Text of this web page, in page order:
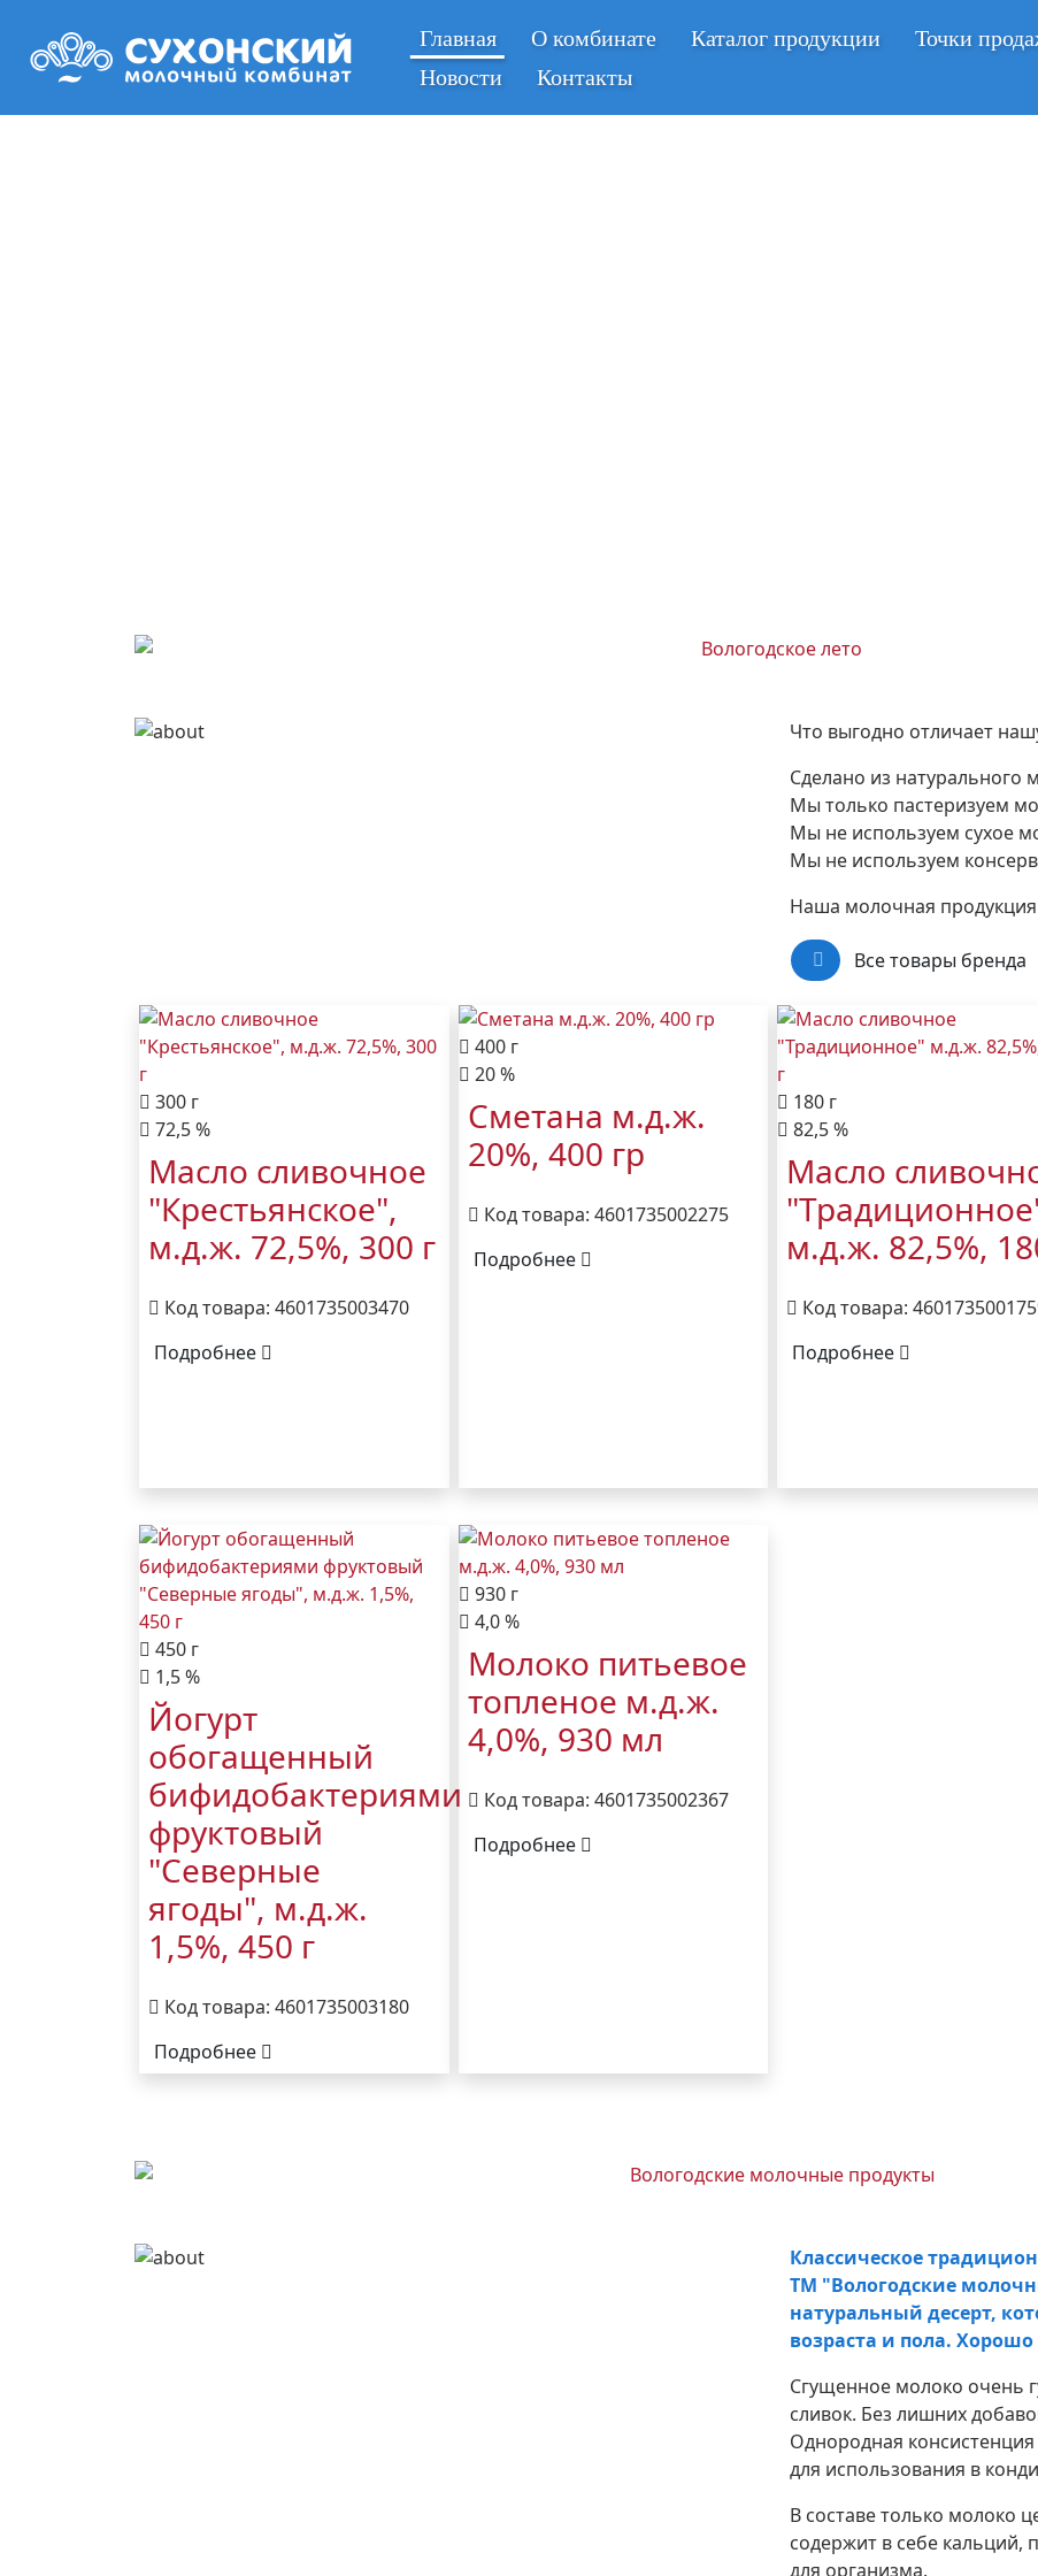
Главная О комбинате Каталог продукции
Точки
Новости
Контакты
Каталог продукции
Точки продаж
Что выгодно отличает
Сделано из натурального
Мы только пастеризуем
Мы не используем сухое
Мы не используем
Наша молочная
Все товары бренда
300 г
72,5 %
Масло сливочное
"Крестьянское",
м.д.ж. 72,5%, 300 г
Код товара: 4601735003470
Подробнее
400 г
20 %
Сметана м.д.ж.
20%, 400 гр
Код товара: 4601735002275
Подробнее
180 г
82,5 %
Масло
м.д.ж. 82,5%,
Код товара:
Подробнее
450 г
1,5 %
Йогурт
обогащенный
бифидобактериями
фруктовый
"Северные
ягоды", м.д.ж.
1,5%, 450 г
Код товара: 4601735003180
Подробнее
930 г
4,0 %
Молоко питьевое
топленое м.д.ж.
4,0%, 930 мл
Код товара: 4601735002367
Подробнее
Классическое
ТМ "Вологодские
натуральный десерт,
возраста и пола.
Сгущенное молоко очень
сливок. Без лишних
Однородная
для использования в
В составе только молоко
содержит в себе
для организма.